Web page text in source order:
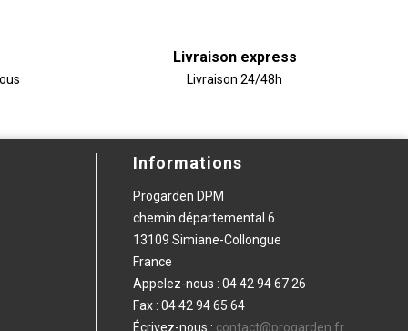
Livraison express
Livraison 24/48h
Informations
Progarden DPM
chemin départemental 6
13109 Simiane-Collongue
France
Appelez-nous : 04 42 94 67 26
Fax : 04 42 94 65 64
Écrivez-nous : contact@progarden.fr